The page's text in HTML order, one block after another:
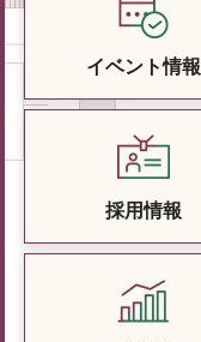
イベント情報
採用情報